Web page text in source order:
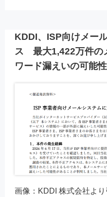
KDDI、ISP向けメー
ス 最大1,422万件の
ワード漏えいの可能性
画像：KDDI 株式会社よ